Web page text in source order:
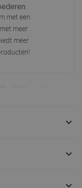
met een
meer
meer


